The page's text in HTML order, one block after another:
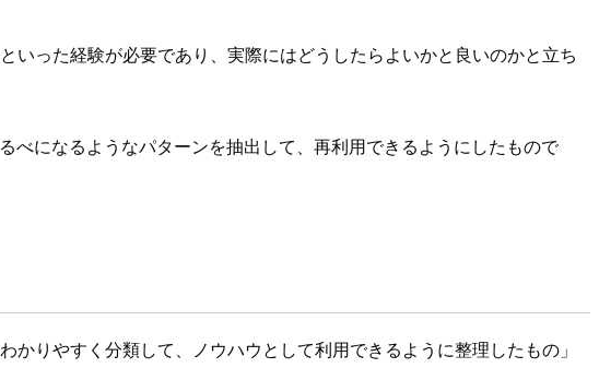
った経験が必要であり、実際にはどうしたらよいかと良いのかと立ち
になるようなパターンを抽出して、再利用できるようにしたもので
りやすく分類して、ノウハウとして利用できるように整理したもの」